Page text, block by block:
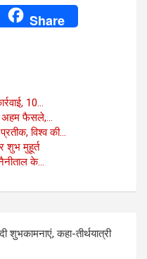
Share
10…
अहम फैसले,…
विश्व की…
शुभ मुहूर्त
के…
शुभकामनाएं, कहा-तीर्थयात्री